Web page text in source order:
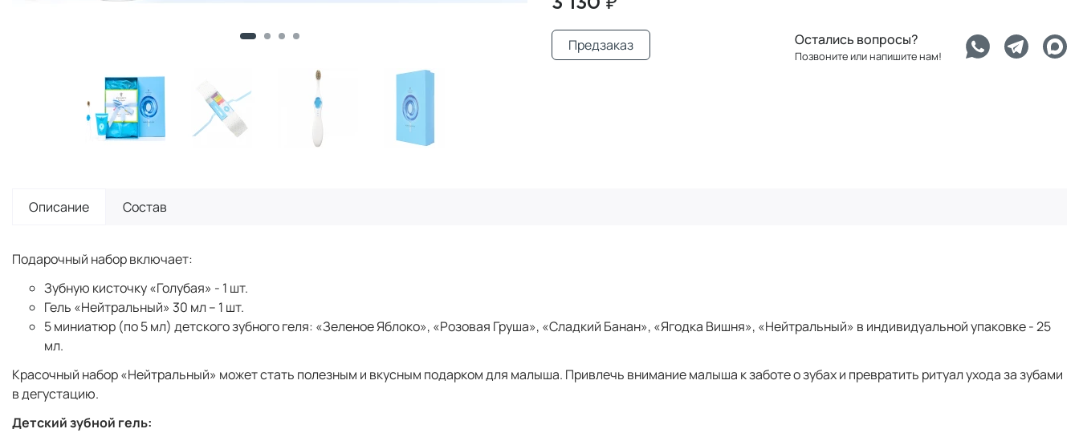
Предзаказ Остались вопросы?
Позвоните или напишите нам!
Описание Состав
Подарочный набор включает:
Зубную кисточку «Голубая» - 1 шт.
Гель «Нейтральный» 30 мл – 1 шт.
5 миниатюр (по 5 мл) детского зубного геля: «Зеленое Яблоко», «Розовая Груша», «Сладкий Банан», «Ягодка Вишня», «Нейтральный» в индивидуальной упаковке - 25
мл.
Красочный набор «Нейтральный» может стать полезным и вкусным подарком для малыша. Привлечь внимание малыша к заботе о зубах и превратить ритуал ухода за зубами
в дегустацию.
Детский зубной гель: